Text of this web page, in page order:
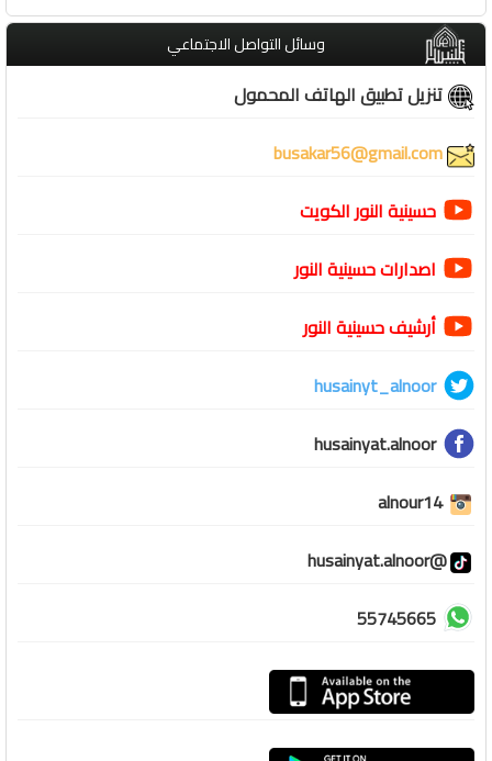
وسائل التواصل الاجتماعي
تنزيل تطبيق الهاتف المحمول
حسينية النور الكويت
اصدارات حسينية النور
أرشيف حسينية النور
husainyt_alnoor
husainyat.alnoor
alnour14
@husainyat.alnoor
55745665